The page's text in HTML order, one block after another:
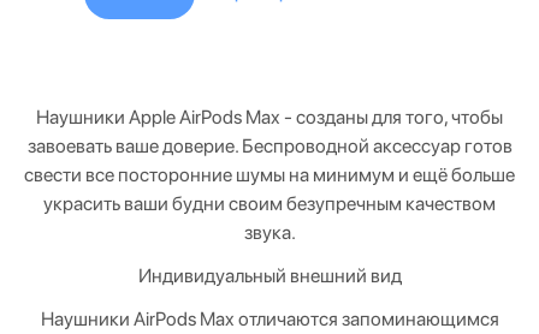
Наушники Apple AirPods Max - созданы для того, чтобы
завоевать ваше доверие. Беспроводной аксессуар готов
свести все посторонние шумы на минимум и ещё больше
украсить ваши будни своим безупречным качеством
звука.
Индивидуальный внешний вид
Наушники AirPods Max отличаются запоминающимся